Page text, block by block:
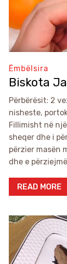
Ëmbëlsira
Biskota
Përbërësit: 2
nisheste,
Fillimisht në
sheqer dhe i
përzier masën
dhe e
READ MORE